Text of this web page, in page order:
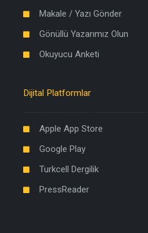
Makale / Yazı Gönder
Gönüllü Yazarımız Olun
Okuyucu Anketi
Dijital Platformlar
Apple App Store
Google Play
Turkcell Dergilik
PressReader